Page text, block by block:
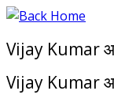
Skip
content
Vijay Kumar
Vijay Kumar